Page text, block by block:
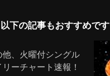
下の記事もおすすめです
他、火曜付シングル
リーチャート速報！